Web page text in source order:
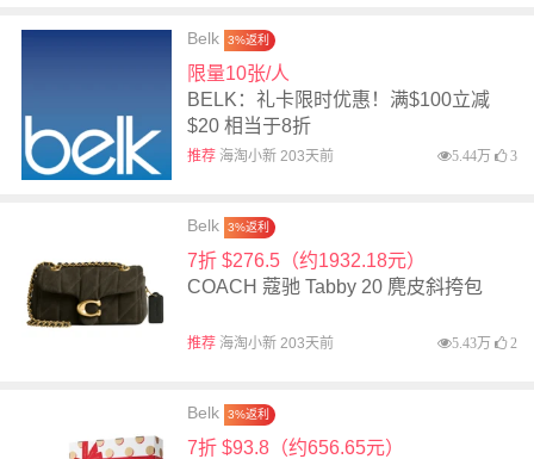
Belk 3%返利
限量10张/人
BELK：礼卡限时优惠！满$100立减
$20 相当于8折
推荐海淘小新 203天前 5.44万 3
Belk 3%返利
7折 $276.5（约1932.18元）
COACH 蔻驰 Tabby 20 麂皮斜挎包
推荐海淘小新 203天前 5.43万 2
Belk 3%返利
7折 $93.8（约656.65元）